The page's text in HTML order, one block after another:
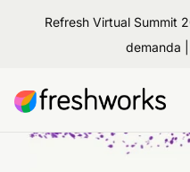
Refresh Virtual Summit
demanda |